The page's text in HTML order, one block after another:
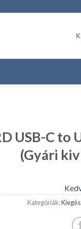
USB-C to
(Gyári
Kategóriák: